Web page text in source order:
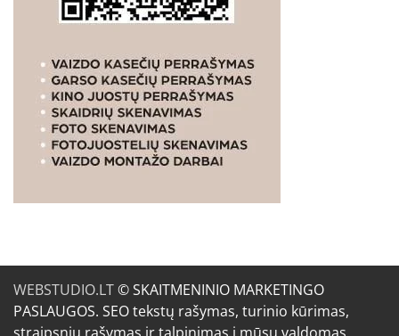
WEBSTUDIO.LT© SKAITMENINIO MARKETINGO
PASLAUGOS. SEO tekstų rašymas, turinio kūrimas,